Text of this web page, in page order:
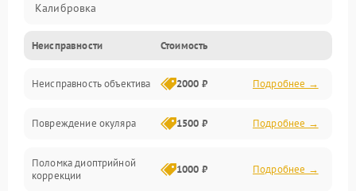
Калибровка
Механика
Электропитание
Электроника
Аксессуары
Неисправности Стоимость
Неисправность объектива 2000 ₽ Подробнее →
Повреждение окуляра 1500 ₽ Подробнее →
Поломка диоптрийной
коррекции
1000 ₽ Подробнее →